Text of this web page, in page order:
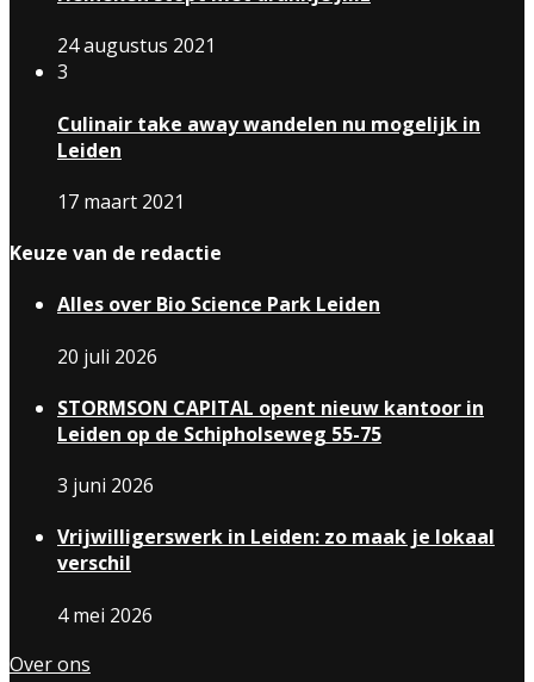
24 augustus 2021
3
Culinair take away wandelen nu mogelijk in
Leiden
17 maart 2021
Keuze van de redactie
Alles over Bio Science Park Leiden
20 juli 2026
STORMSON CAPITAL opent nieuw kantoor in
Leiden op de Schipholseweg 55-75
3 juni 2026
Vrijwilligerswerk in Leiden: zo maak je lokaal
verschil
4 mei 2026
Over ons